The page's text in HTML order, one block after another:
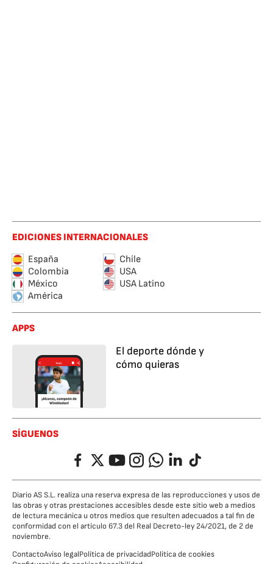
EDICIONES INTERNACIONALES
España
Chile
Colombia
USA
México
USA Latino
América
APPS
El deporte dónde y
cómo quieras
SÍGUENOS
FacebookTwitterYouTubeInstagramWhatsappLinkedIn
TikTok
Diario AS S.L. realiza una reserva expresa de las reproducciones y usos de
las obras y otras prestaciones accesibles desde este sitio web a medios
de lectura mecánica u otros medios que resulten adecuados a tal fin de
conformidad con el artículo 67.3 del Real Decreto-ley 24/2021, de 2 de
noviembre.
ContactoAviso legalPolítica de privacidadPolítica de cookies